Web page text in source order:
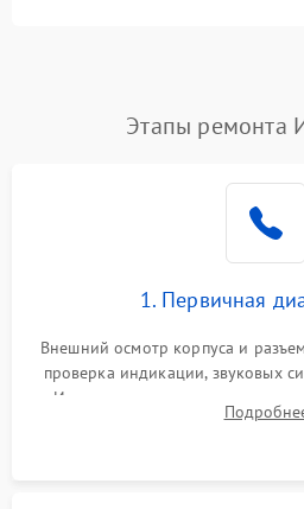
Этапы ремонта
1. Первичная
Внешний осмотр корпуса и
проверка индикации, звуковых
Измерение входного и
реакции ИБП на отключение